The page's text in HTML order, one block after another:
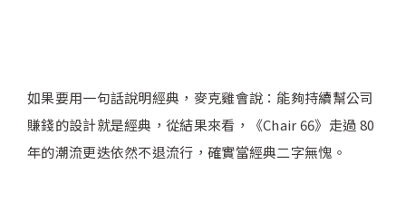
如果要用一句話說明經典，麥克雞會說：能夠持續幫公司
賺錢的設計就是經典，從結果來看，《Chair 66》走過 80
年的潮流更迭依然不退流行，確實當經典二字無愧。